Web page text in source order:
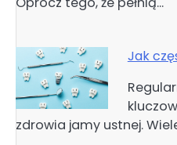
Jak
zdrowia jamy ustnej.